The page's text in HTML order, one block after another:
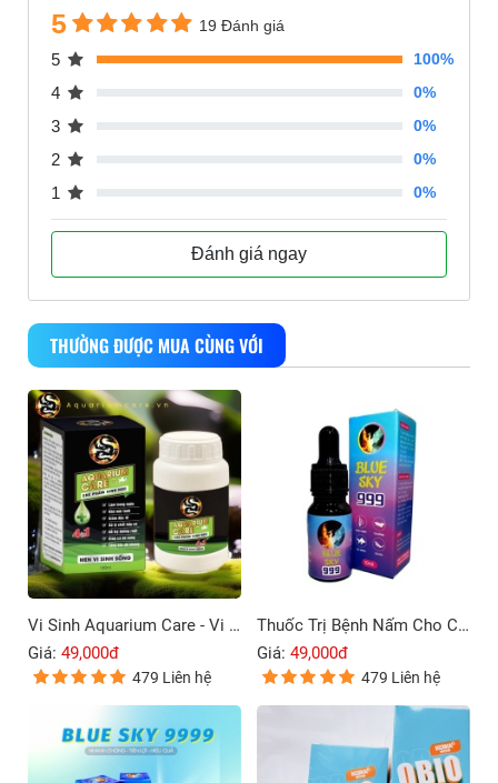
5 19 Đánh giá
5 100%
4 0%
3 0%
2 0%
1 0%
Đánh giá ngay
THƯỜNG ĐƯỢC MUA CÙNG VỚI
Vi Sinh Aquarium Care - Vi Sinh Cho Cá Cảnh
Giá: 49,000đ
479 Liên hệ
Thuốc Trị Bệnh Nấm Cho Cá Cảnh Blue Sky 999
Giá: 49,000đ
479 Liên hệ